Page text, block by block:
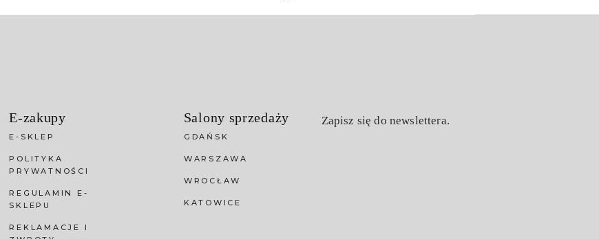
E-zakupy
E-SKLEP
POLITYKA
PRYWATNOŚCI
REGULAMIN E-
SKLEPU
REKLAMACJE I
Salony sprzedaży
GDAŃSK
WARSZAWA
WROCŁAW
KATOWICE
Zapisz się do newslettera.